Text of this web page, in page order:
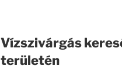
Vízszivárgás
területén